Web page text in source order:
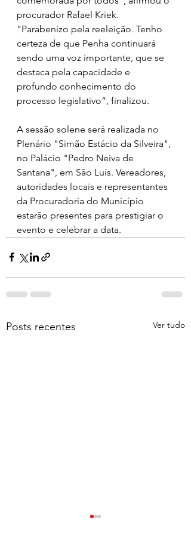
procurador Rafael Kriek.
"Parabenizo pela reeleição. Tenho
certeza de que Penha continuará
sendo uma voz importante, que se
destaca pela capacidade e
profundo conhecimento do
processo legislativo”, finalizou.
A sessão solene será realizada no
Plenário "Simão Estácio da Silveira",
no Palácio "Pedro Neiva de
Santana", em São Luís. Vereadores,
autoridades locais e representantes
da Procuradoria do Município
estarão presentes para prestigiar o
evento e celebrar a data.
Posts recentes Ver tudo